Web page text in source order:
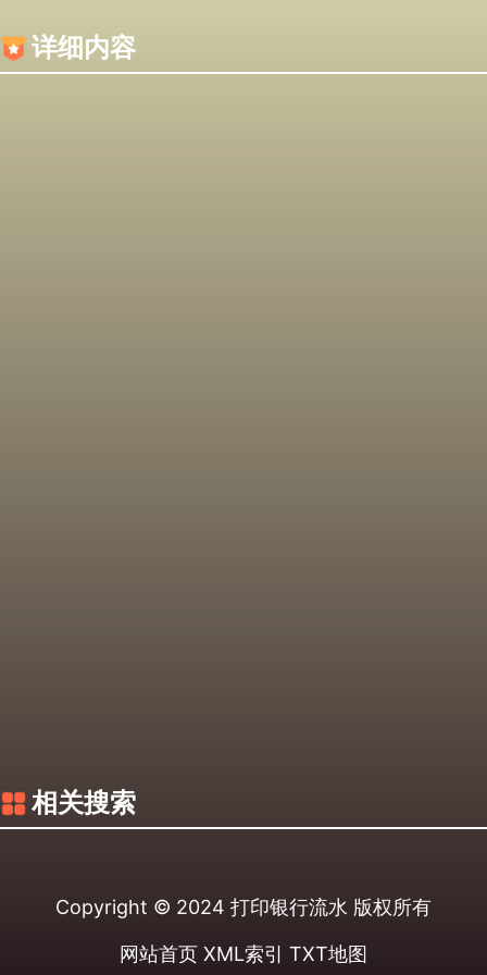
详细内容
相关搜索
Copyright © 2024 打印银行流水 版权所有
网站首页 XML索引 TXT地图